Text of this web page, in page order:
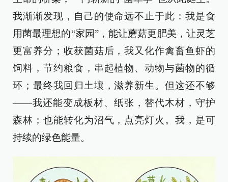
我渐渐发现，自己的使命远不止于此：我是食
用菌最理想的“家园”，能让蘑菇更肥美，让灵芝
更富养分；收获菌菇后，我又化作禽畜鱼虾的
饲料，节约粮食，串起植物、动物与菌物的循
环；最终我回归土壤，滋养新生。但这还不够
——我还能变成板材、纸张，替代木材，守护
森林；也能转化为沼气，点亮灯火。我，是可
持续的绿色能量。